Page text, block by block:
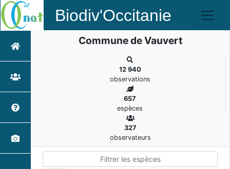
Biodiv'Occitanie
Commune de Vauvert
12 940
observations
657
espèces
327
observateurs